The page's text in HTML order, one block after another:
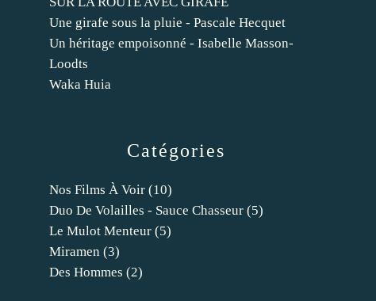
Catégories
Nos Films À Voir (10)
Duo De Volailles - Sauce Chasseur (5)
Le Mulot Menteur (5)
Miramen (3)
Des Hommes (2)
Une girafe sous la pluie - Pascale Hecquet
Un héritage empoisonné - Isabelle Masson-
Loodts
Waka Huia